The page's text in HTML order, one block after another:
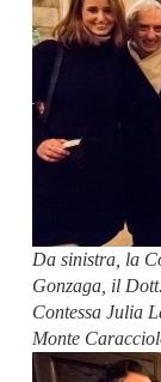
Da sinistra, la
Gonzaga, il
Contessa Julia
Monte